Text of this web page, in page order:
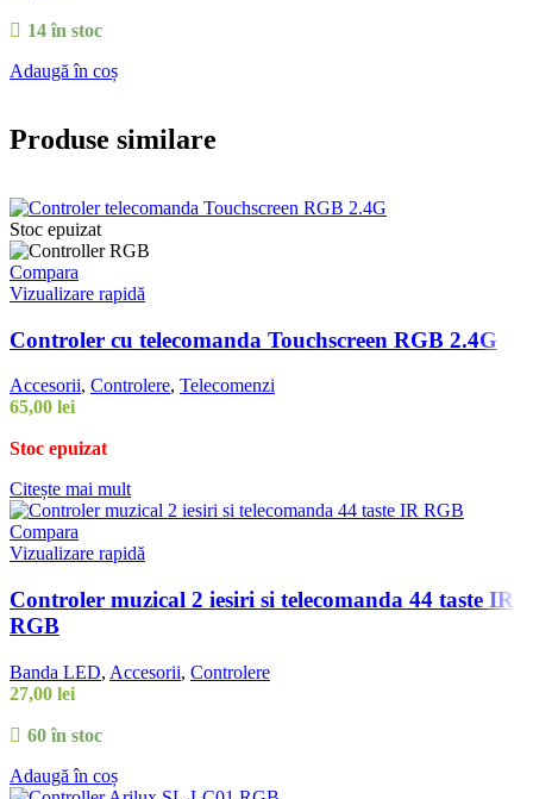
14 în stoc
Adaugă în coș
Produse similare
Stoc epuizat
Compara
Vizualizare rapidă
Controler cu telecomanda Touchscreen RGB 2.4G
Accesorii, Controlere, Telecomenzi
65,00 lei
Stoc epuizat
Citește mai mult
Compara
Vizualizare rapidă
Controler muzical 2 iesiri si telecomanda 44 taste IR
RGB
Banda LED, Accesorii, Controlere
27,00 lei
60 în stoc
Adaugă în coș